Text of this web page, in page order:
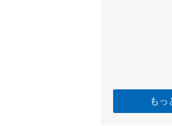
もっ